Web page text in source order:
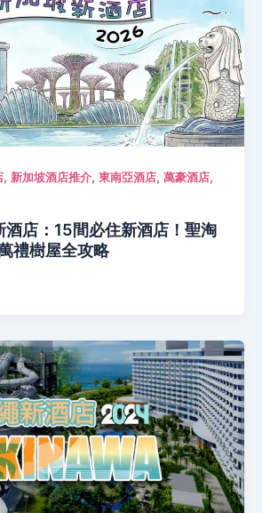
, 新加坡酒店推介, 東南亞酒店, 萬豪酒店,
店：15間必住新酒店！聖淘
禮樹屋全攻略